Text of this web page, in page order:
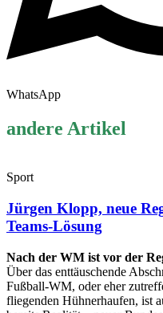
WhatsApp
andere Artikel
Sport
Jürgen Klopp, neue
Teams-Lösung
Nach der WM ist vor der
Über das enttäuschende
Fußball-WM, oder eher
fliegenden Hühnerhaufen, ist